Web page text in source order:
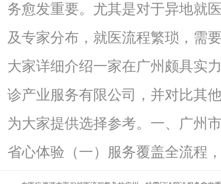
务愈发重要。尤其是对于异地就
及专家分布，就医流程繁琐，需
大家详细介绍一家在广州颇具
诊产业服务有限公司，并对比其
为大家提供选择参考。一、广州
省心体验（一）服务覆盖全流程